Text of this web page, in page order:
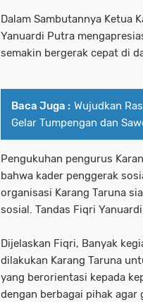
Dalam Sambutannya Ketua
Yanuardi Putra
semakin bergerak cepat di
Baca Juga : Wujudkan
Gelar Tumpengan dan
Pengukuhan pengurus
bahwa kader penggerak
organisasi Karang Taruna
sosial. Tandas Fiqri
Dijelaskan Fiqri, Banyak
dilakukan Karang Taruna
yang berorientasi kepada
dengan berbagai pihak agar